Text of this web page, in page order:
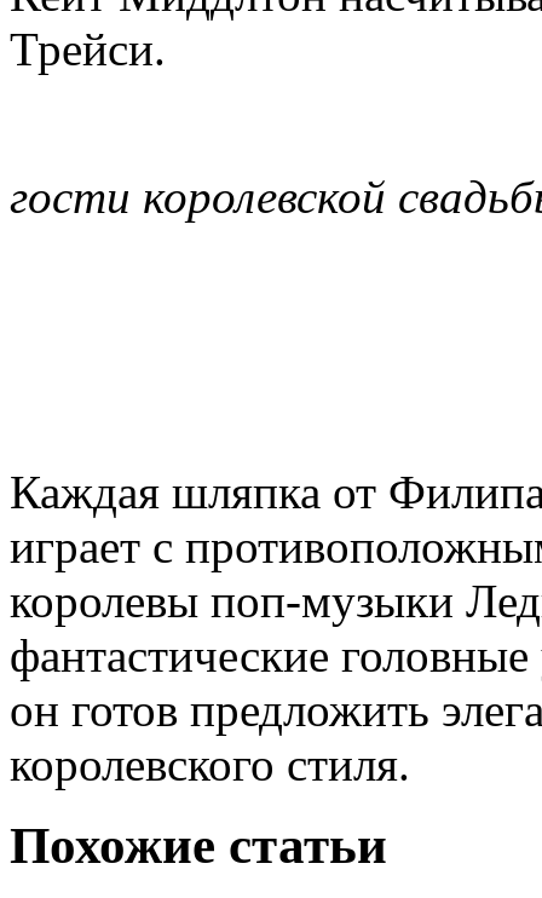
Трейси.
гости королевской
Каждая шляпка от
играет с
королевы поп-музыки
фантастические
он готов предложить
королевского стиля.
Похожие статьи